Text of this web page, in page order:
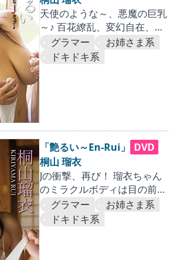
天使のような～、悪魔の巨乳
～♪ 百花繚乱、変幻自在、め
くるめくJカップの嵐！
グラマー
お姉さま系
ドキドキ系
「艶るい～En-Rui」
DVD
桐山 瑠衣
Jの衝撃、再び！ 瑠衣ちゃん
のミラクルボディは目の前
だ！！
グラマー
お姉さま系
ドキドキ系